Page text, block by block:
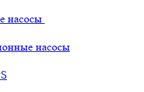
насосы
насосы